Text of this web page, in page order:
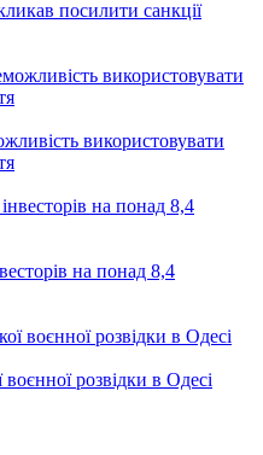
посилити санкції
використовувати
на понад 8,4
розвідки в Одесі